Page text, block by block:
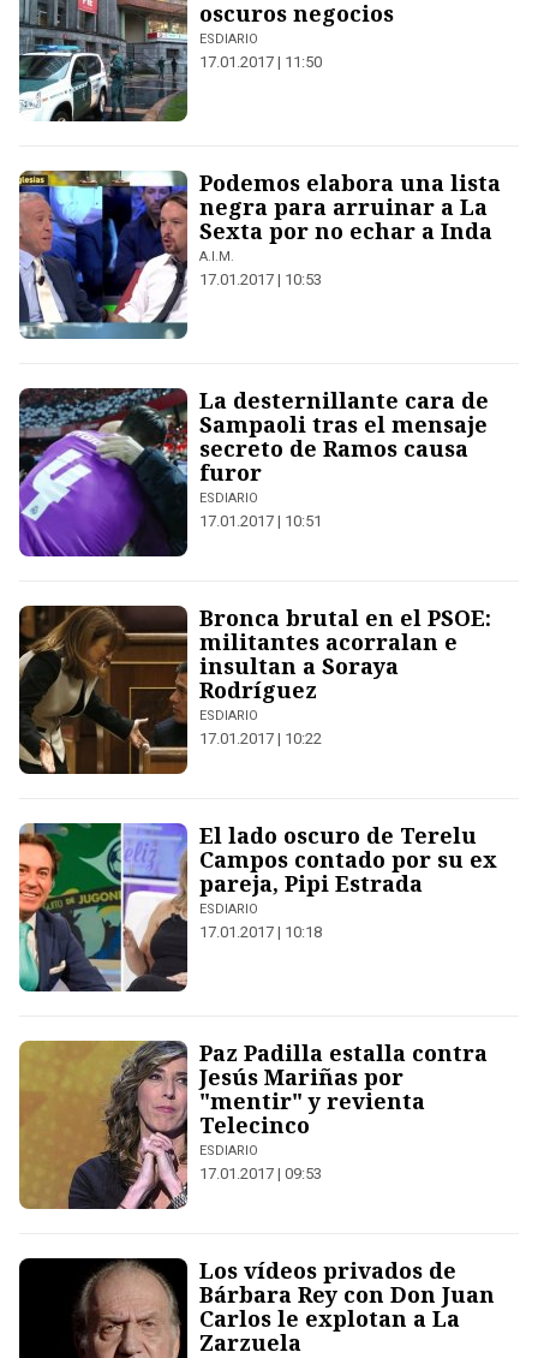
oscuros negocios
ESDIARIO
17.01.2017 | 11:50
Podemos elabora una lista
negra para arruinar a La
Sexta por no echar a Inda
A.I.M.
17.01.2017 | 10:53
La desternillante cara de
Sampaoli tras el mensaje
secreto de Ramos causa
furor
ESDIARIO
17.01.2017 | 10:51
Bronca brutal en el PSOE:
militantes acorralan e
insultan a Soraya
Rodríguez
ESDIARIO
17.01.2017 | 10:22
El lado oscuro de Terelu
Campos contado por su ex
pareja, Pipi Estrada
ESDIARIO
17.01.2017 | 10:18
Paz Padilla estalla contra
Jesús Mariñas por
"mentir" y revienta
Telecinco
ESDIARIO
17.01.2017 | 09:53
Los vídeos privados de
Bárbara Rey con Don Juan
Carlos le explotan a La
Zarzuela